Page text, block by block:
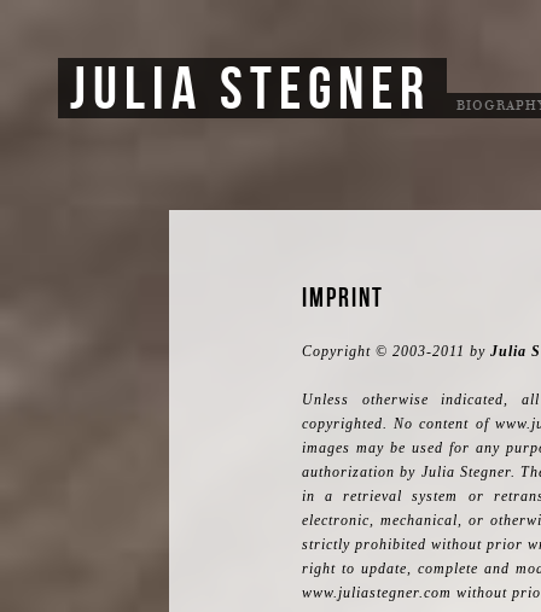
JULIA STEGNER
Imprint
Copyright © 2003-2011 by Julia
Unless otherwise indicated,
copyrighted. No content of
images may be used for any
authorization by Julia Stegner.
in a retrieval system or
electronic, mechanical, or
strictly prohibited without prior
right to update, complete and
www.juliastegner.com without